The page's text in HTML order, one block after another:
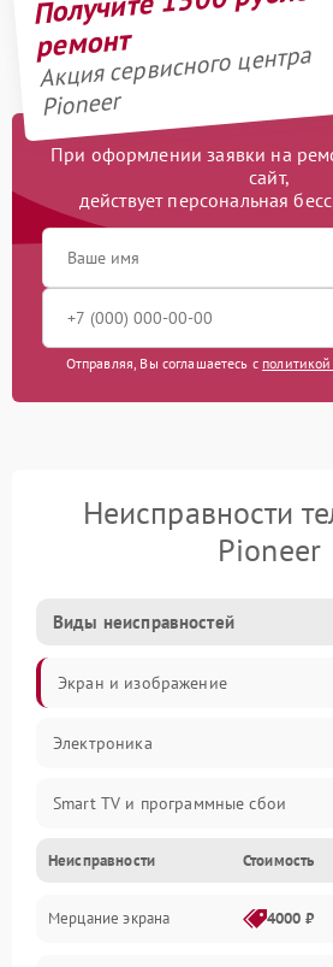
ремонт
Акция сервисного центра
Pioneer
При оформлении заявки на
сайт,
действует персональная
Отправляя, Вы соглашаетесь с
Неисправности
Pioneer
Виды неисправностей
Экран и изображение
Электроника
Smart TV и программные сбои
Питание и запуск
Подсветка и LED-модули
Неисправности Стоимость
Мерцание экрана 4000 ₽